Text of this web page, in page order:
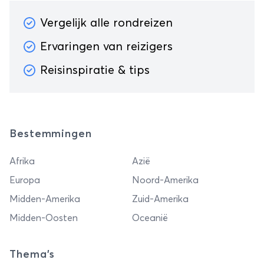
Vergelijk alle rondreizen
Ervaringen van reizigers
Reisinspiratie & tips
Bestemmingen
Afrika
Azië
Europa
Noord-Amerika
Midden-Amerika
Zuid-Amerika
Midden-Oosten
Oceanië
Thema's